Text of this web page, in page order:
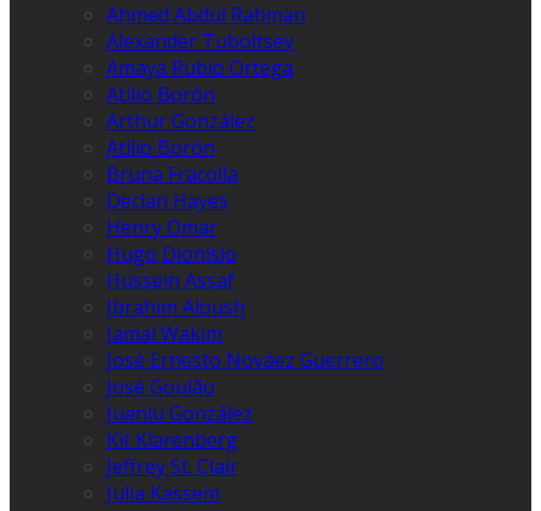
Ahmed Abdul Rahman
Alexander Tuboltsev
Amaya Rubio Ortega
Atilio Borón
Arthur González
Atilio Borón
Bruna Fracolla
Declan Hayes
Henry Omar
Hugo Dionísio
Hussein Assaf
Ibrahim Aloush
Jamal Wakim
José Ernesto Nováez Guerrero
José Goulão
Juanlu González
Kit Klarenberg
Jeffrey St. Clair
Julia Kassem